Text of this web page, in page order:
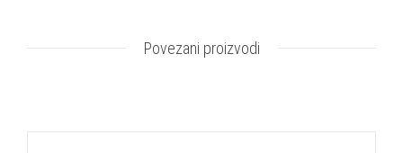
Povezani proizvodi